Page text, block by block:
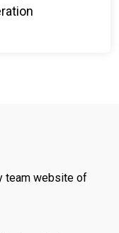
team website of